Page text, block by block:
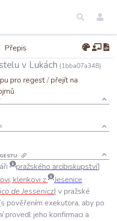
Přepis
v Lukách (1bba07a348)
pro regest/přejít na
pražského arcibiskupství
, klerikovi z
Jesenice
de Jessenicz) vpražské
s pověřením exekutora, abypo
provedl jeho konfirmaci a